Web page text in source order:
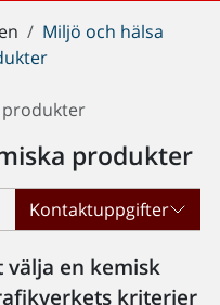
Miljö och hälsa
produkter
produkter
Kontaktuppgifter
en kemisk
kriterier